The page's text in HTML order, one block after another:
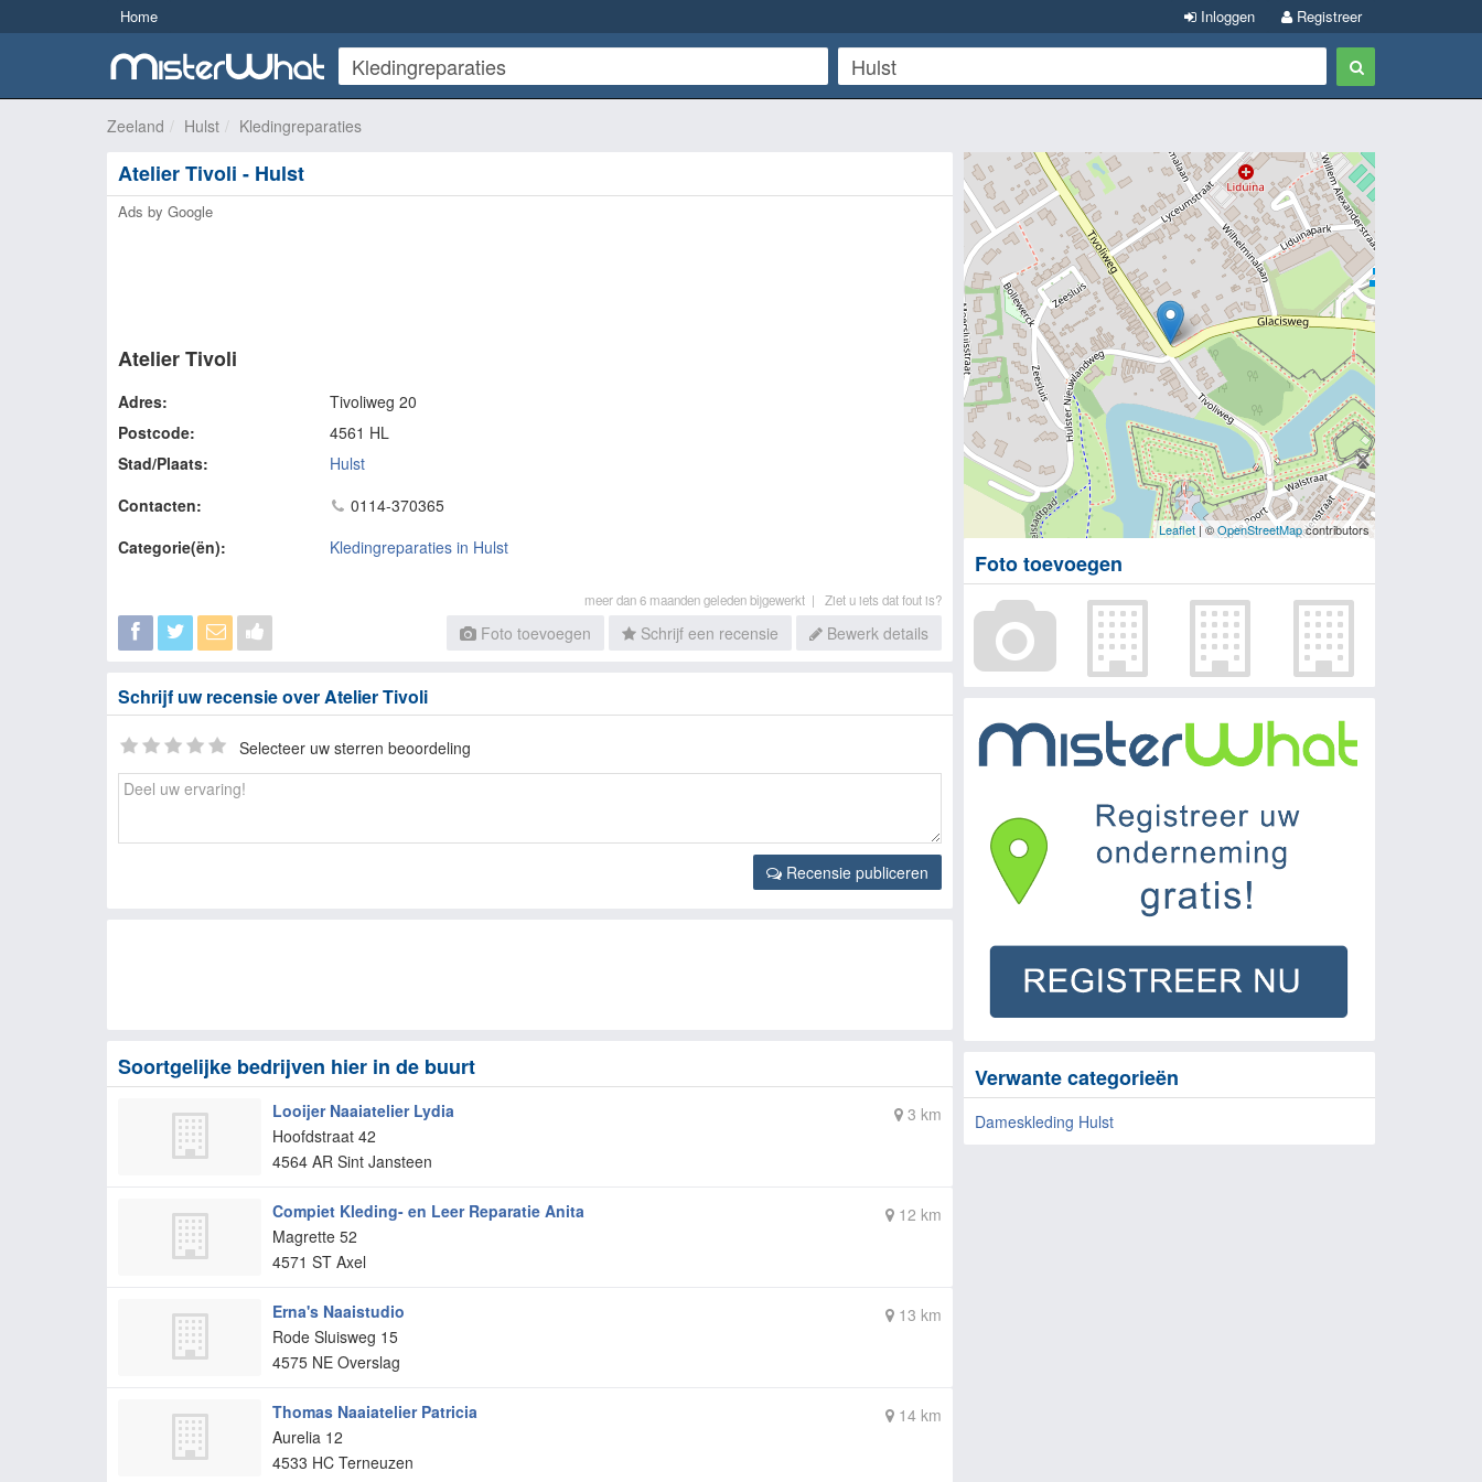
Home Registreer
Inloggen
Zeeland Hulst Kledingreparaties
Atelier Tivoli - Hulst
Ads by Google
Atelier Tivoli
Adres:
Tivoliweg 20
Postcode:
4561 HL
Stad/Plaats:
Hulst
Contacten:
0114-370365
Categorie(ën):
Kledingreparaties in Hulst
meer dan 6 maanden geleden bijgewerkt | Ziet u iets dat fout is?
Foto toevoegen Schrijf een recensie Bewerk details
Schrijf uw recensie over Atelier Tivoli
Selecteer uw sterren beoordeling
Recensie publiceren
Soortgelijke bedrijven hier in de buurt
3 km
Looijer Naaiatelier Lydia
Hoofdstraat 42
4564 AR Sint Jansteen
12 km
Compiet Kleding- en Leer Reparatie Anita
Magrette 52
4571 ST Axel
13 km
Erna's Naaistudio
Rode Sluisweg 15
4575 NE Overslag
14 km
Thomas Naaiatelier Patricia
Aurelia 12
4533 HC Terneuzen
Leaflet| ©OpenStreetMapcontributors
Foto toevoegen
Verwante categorieën
Dameskleding Hulst